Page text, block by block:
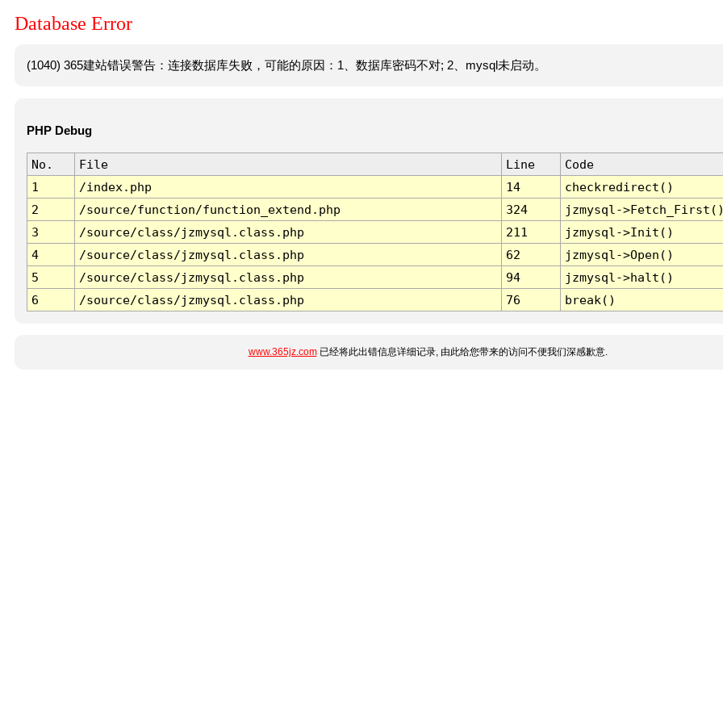
Database Error
(1040) 365建站错误警告：连接数据库失败，可能的原因：1、数据库密码不对; 2、mysql未启动。
PHP Debug
No. File Line
Code
1
/index.php 14
checkredirect()
2
/source/function/function_extend.php 324
jzmysql-
3
/source/class/jzmysql.class.php 211
jzmysql->Init()
4
/source/class/jzmysql.class.php 62
jzmysql->Open()
5
/source/class/jzmysql.class.php 94
jzmysql->halt()
6
/source/class/jzmysql.class.php 76 break()
www.365jz.com已经将此出错信息详细记录, 由此给您带来的访问不便我们深感歉意.